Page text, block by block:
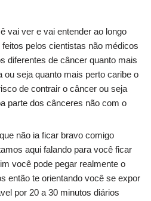
vai ver e vai entender ao longo
pelos cientistas não médicos
diferentes de câncer quanto mais
ou seja quanto mais perto caribe o
de contrair o câncer ou seja
parte dos cânceres não com o
não ia ficar bravo comigo
aqui falando para você ficar
você pode pegar realmente o
então te orientando você se expor
por 20 a 30 minutos diários